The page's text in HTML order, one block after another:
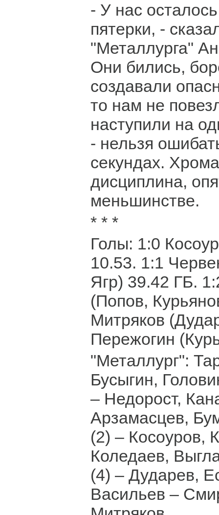
- У нас
пятерки, -
"Металлурга"
Они бились,
создавали
то нам не
наступили на
- нельзя
секундах.
дисциплина,
меньшинстве.
* * *
Голы: 1:0
10.53. 1:1
Ягр) 39.42 ГБ.
(Попов,
Митряков
Пережогин
"Металлург":
Бусыгин,
– Недорост,
Арзамасцев,
(2) – Косоуров,
Коледаев,
(4) – Дударев,
Васильев –